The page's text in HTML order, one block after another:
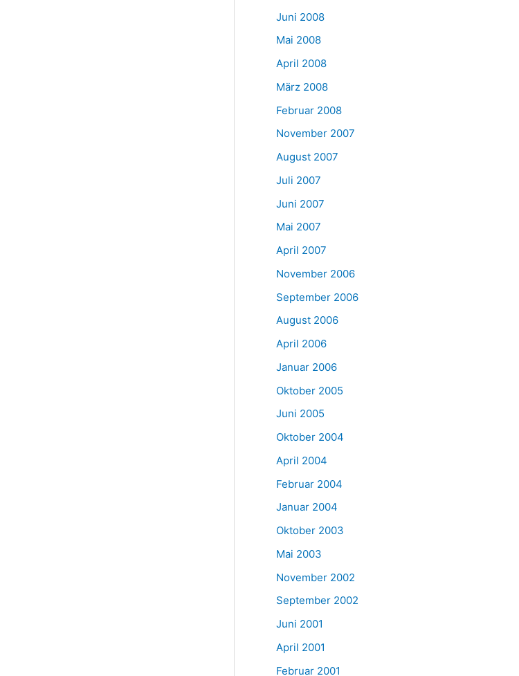
Juni 2008
Mai 2008
April 2008
März 2008
Februar 2008
November 2007
August 2007
Juli 2007
Juni 2007
Mai 2007
April 2007
November 2006
September 2006
August 2006
April 2006
Januar 2006
Oktober 2005
Juni 2005
Oktober 2004
April 2004
Februar 2004
Januar 2004
Oktober 2003
Mai 2003
November 2002
September 2002
Juni 2001
April 2001
Februar 2001